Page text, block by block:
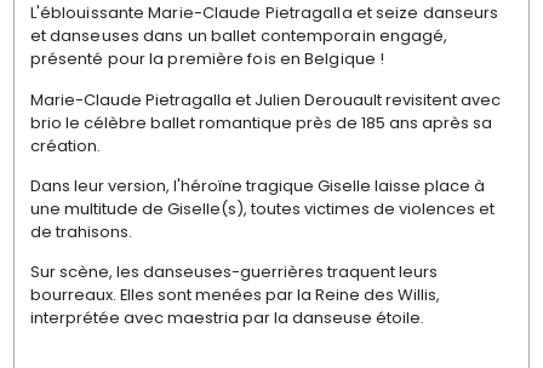
L'éblouissante Marie-Claude Pietragalla et seize danseurs
et danseuses dans un ballet contemporain engagé,
présenté pour la première fois en Belgique !
Marie-Claude Pietragalla et Julien Derouault revisitent avec
brio le célèbre ballet romantique près de 185 ans après sa
création.
Dans leur version, l'héroïne tragique Giselle laisse place à
une multitude de Giselle(s), toutes victimes de violences et
de trahisons.
Sur scène, les danseuses-guerrières traquent leurs
bourreaux. Elles sont menées par la Reine des Willis,
interprétée avec maestria par la danseuse étoile.